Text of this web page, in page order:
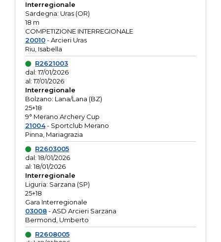
Interregionale
Sardegna: Uras (OR)
18 m
COMPETIZIONE INTERREGIONALE
20010- Arcieri Uras
Riu, Isabella
R2621003
dal: 17/01/2026
al: 17/01/2026
Interregionale
Bolzano: Lana/Lana (BZ)
25+18
9° Merano Archery Cup
21004- Sportclub Merano
Pinna, Mariagrazia
R2603005
dal: 18/01/2026
al: 18/01/2026
Interregionale
Liguria: Sarzana (SP)
25+18
Gara Interregionale
03008- ASD Arcieri Sarzana
Bermond, Umberto
R2608005